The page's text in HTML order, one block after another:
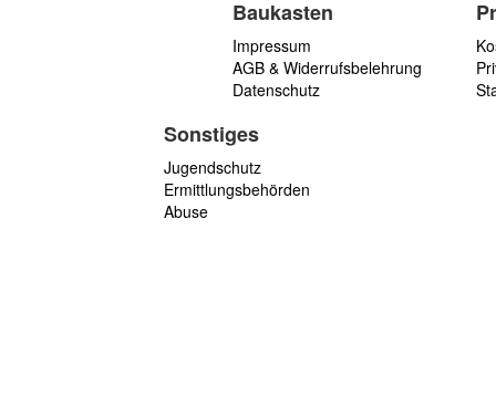
Baukasten
Impressum
AGB & Widerrufsbelehrung
Datenschutz
Sonstiges
Jugendschutz
Ermittlungsbehörden
Abuse